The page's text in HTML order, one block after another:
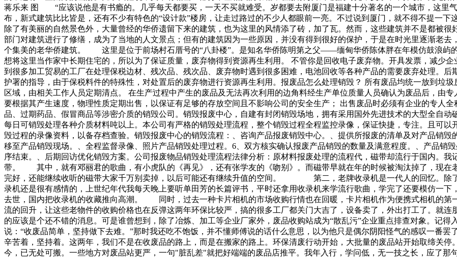
蒋乐来 图 “应该说他是有书瘾的。几乎每天都要买，一天不买就难受。岁都要去附厦门是福建十分著名的一个城市，这里
布，新式建筑比比皆是，还有不少有特色的“设计款”楼房，让走过路过的不少人都眼前一亮。不过说到厦门，就不得不
除了有美丽的自然景色外，大量曾经的华侨遗留下来的建筑，也为这里的风情添了砖，加了瓦。然而，这些建筑并不是都
部门对建筑进行了修缮，成为了当地的人文景点；但有的建筑因为一些原因，并没有得到很好的保护，于是在时光里逐
个集美的老华侨建筑。 这里是位于前场村石厝号的“八卦楼”。是知名华侨陈明第之父——缅甸华侨陈体胖在年模仿鼓
想将这里当作家中长期住宅的，所以为了保证质量，废弃物得到资源再生利用。 不管你是回收电子废弃物。开具发票，减少
到很多加工贸易的工厂在处理保税边材、残次品、残次品、废弃物时遇到很多困难，电池回收等各种产品的需要废弃处理。
护署的指导，由于保税料件的特殊性，对处置后的废弃物进行资源再生利用。报废品怎么处理销毁？ 所有废品均统一放到垃
区域，由相关工作人员定期清点。 在生产过程中产生的废品及无法再次利用的边角料经生产单位质量人员确认为废品后，由
要根据其产生速度，物理性质定期出售，以保证有足够的存放空间且不影响公司的安全生产； 出售废品时必须有企业的专人
品、过期药品、假冒商品等涉密介质的销毁公司。销毁报废中心，自建有封闭销毁场地，拥有采用国外先进技术的大型全自动
每日可销毁处理各种介质材料吨以上。本公司有严格的销毁处理流程，整个销毁过程全程监控录像，保证快捷，专注。且可
毁过程的录像资料，以备存档查验。销毁报废中心的销毁流程：、咨询产品报废销毁中心。、提供所报废的清单及对产品销
移至产品销毁现场。、全程监督录像、照片产品销毁处理过程。6、双方核实确认报废产品销毁的数量及满意程度。、产品销
序结束。、后期回访优化销毁方案。公司报废物品销毁处理流程法律分析：原材料报废处理的流程代，磁带却流行于国内。
带。 其中，就有邓丽君的歌曲，有小虎队的《再见》，还有张学友的《吻别》。而磁带早就在年的时候被淘汰掉了，现在
完好，还能继续收听的磁带大家千万别卖掉，以后可能还有继续升值的空间。 第二，老牌收录机是一代人的回忆。除了
录机还是很有感情的，上世纪年代我每天晚上要听单田芳的长篇评书，平时还拿用收录机来学流行歌曲，学完了还要模仿一
去世，国内把收录机的收藏推向高潮。 同时，过去一种卡片相机的市场收购行情也在回暖，卡片相机作为便携式相机的第
流的回升，让这些老物件的收购价格也在反弹这两年环保比较严，搞的很多工厂都关门大吉了，设备卖了，外出打工了。就
的应该是个还不错的消息。可是谁曾想到，除了冶炼、加工等企业厂家外，废品收购站成为“散乱污”企业重点排查对象。记
说：“收废品简单，坚持做下去难。”那时我还吃不饱饭，并不懂师傅说的话什么意思，以为他只是偶尔阴阳怪气的感叹一番罢
辛苦着，坚持着。这两年，我们不是在收废品的路上，而是在搬家的路上。环保清废行动开始，大批量的废品站开始取缔关
今，已无处可搬。一些地方对废品站更严，一句"脏乱差"就把好端端的废品店推平。我年入行，学问低，无一技之长，应了